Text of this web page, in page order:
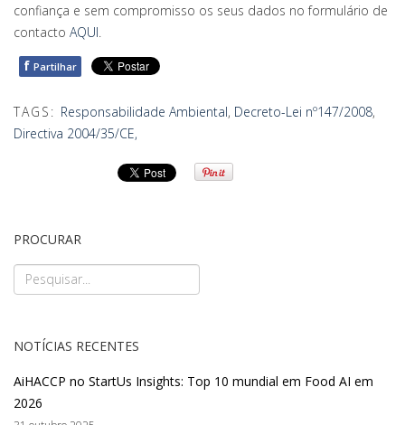
confiança e sem compromisso os seus dados no formulário de
contacto AQUI
f Partilhar
TAGS: Responsabilidade Ambiental, Decreto-Lei nº147/2008,
Directiva 2004/35/CE,
PROCURAR
NOTÍCIAS RECENTES
AiHACCP no StartUs Insights: Top 10 mundial em Food AI em
2026